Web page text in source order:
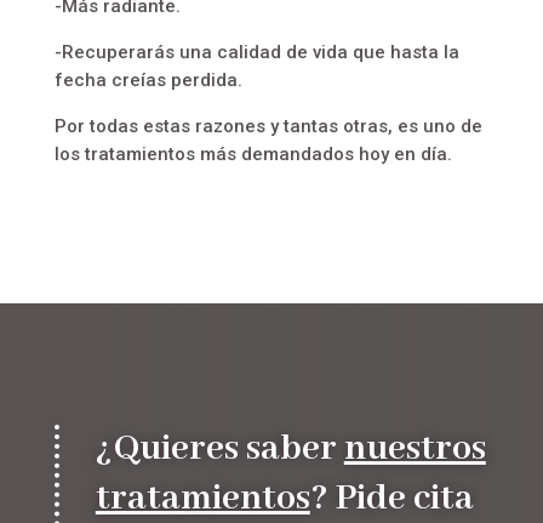
-Más radiante.
-Recuperarás una calidad de vida que hasta la
fecha creías perdida.
Por todas estas razones y tantas otras, es uno de
los tratamientos más demandados hoy en día.
¿Quieres sabernuestros
tratamientos? Pide cita